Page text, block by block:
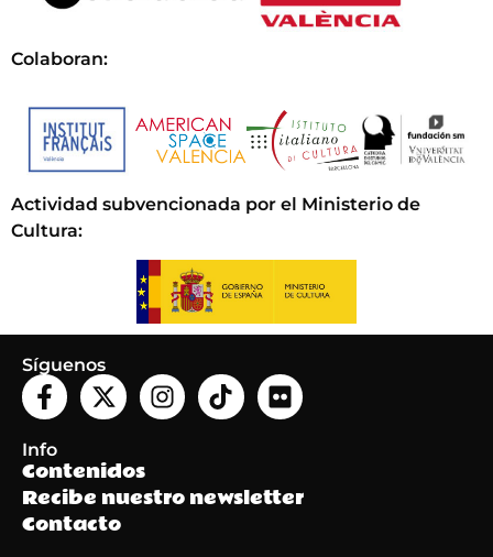
Colaboran:
Actividad subvencionada por el Ministerio de
Cultura:
Síguenos
Info
Contenidos
Recibe nuestro newsletter
Contacto